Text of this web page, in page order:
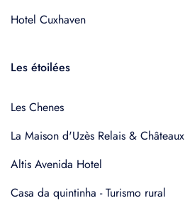
Hotel Cuxhaven
Les étoilées
Les Chenes
La Maison d'Uzès Relais & Châteaux
Altis Avenida Hotel
Casa da quintinha - Turismo rural